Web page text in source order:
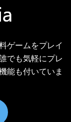
ゲームをプレイ
でも気軽にプレ
能も付いていま